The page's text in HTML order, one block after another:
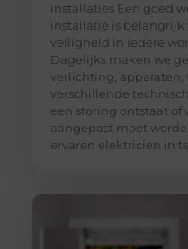
installaties Een goed
installatie is belangrijk
veiligheid in iedere
Dagelijks maken we
verlichting, apparaten,
verschillende
een storing ontstaat of
aangepast moet
ervaren elektricien in